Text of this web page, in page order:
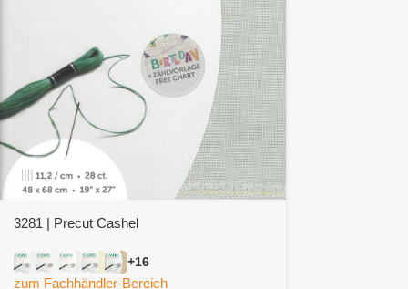
3281 | Precut Cashel
+16
zum Fachhändler-Bereich